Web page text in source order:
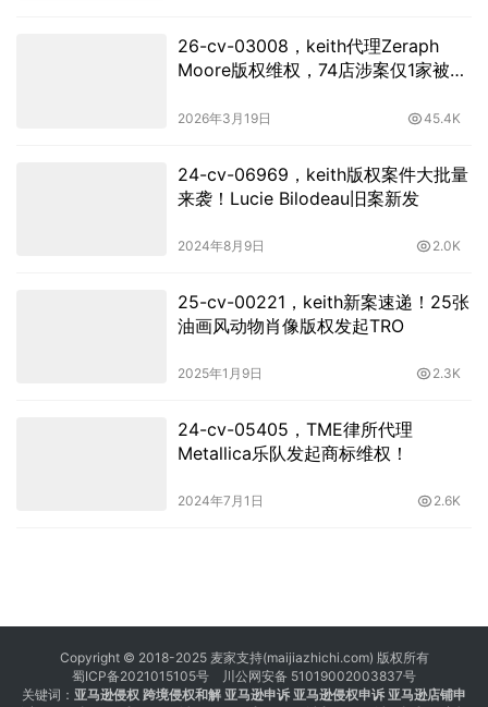
26-cv-03008，keith代理Zeraph
Moore版权维权，74店涉案仅1家被
2026年3月19日 45.4K
24-cv-06969，keith版权案件大批量
来袭！Lucie Bilodeau旧案新发
2024年8月9日 2.0K
25-cv-00221，keith新案速递！25张
油画风动物肖像版权发起TRO
2025年1月9日 2.3K
24-cv-05405，TME律所代理
Metallica乐队发起商标维权！
2024年7月1日 2.6K
Copyright © 2018-2025 麦家支持(maijiazhichi.com) 版权所有
蜀ICP备2021015105号
川公网安备 51019002003837号
关键词： 亚马逊侵权 跨境侵权和解 亚马逊申诉 亚马逊侵权申诉 亚马逊店铺申